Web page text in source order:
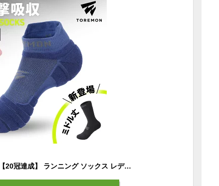
＼5%OFFクーポン／【20冠達成】 ランニング ソックス レディース メンズ キッズ スポーツ 靴下 厚手 トレラン ソックス 子供用 ジュニア マラソン ジョギング ウォーキング サッカー テニス 衝撃吸収 吸汗 速乾 通気性 脱げにくい 靴ずれ 防止 抗菌 防臭